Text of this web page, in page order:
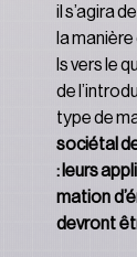
il s’agira
la
ls vers le
de
type de
sociétal
: leurs
mation
devront